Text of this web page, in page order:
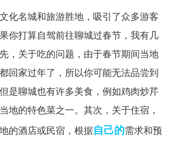
化名城和旅游胜地，吸引了众多游客
你打算自驾前往聊城过春节，我有几
，关于吃的问题，由于春节期间当地
回家过年了，所以你可能无法品尝到
是聊城也有许多美食，例如鸡肉炒芹
地的特色菜之一。其次，关于住宿，
的酒店或民宿，根据自己的需求和预